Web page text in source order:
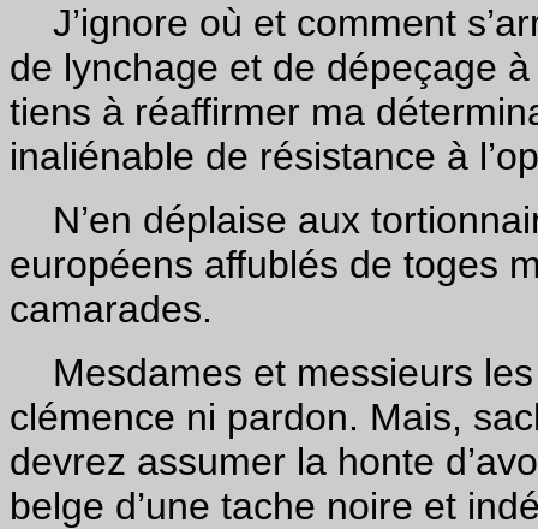
J’ignore où et comment
de lynchage et de dépeçage
tiens à réaffirmer ma
inaliénable de résistance à
N’en déplaise aux
européens affublés de toges
camarades.
Mesdames et messieurs
clémence ni pardon. Mais,
devrez assumer la honte
belge d’une tache noire et